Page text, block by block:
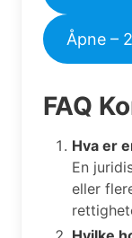
Åpne –
FAQ
Hva er
En
eller